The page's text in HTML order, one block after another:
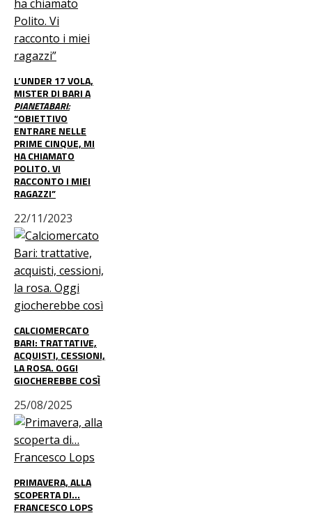
L’UNDER 17 VOLA,
MISTER DI BARI A
PIANETABARI:
“OBIETTIVO
ENTRARE NELLE
PRIME CINQUE, MI
HA CHIAMATO
POLITO. VI
RACCONTO I MIEI
RAGAZZI”
22/11/2023
CALCIOMERCATO
BARI: TRATTATIVE,
ACQUISTI, CESSIONI,
LA ROSA. OGGI
GIOCHEREBBE COSÌ
25/08/2025
PRIMAVERA, ALLA
SCOPERTA DI…
FRANCESCO LOPS